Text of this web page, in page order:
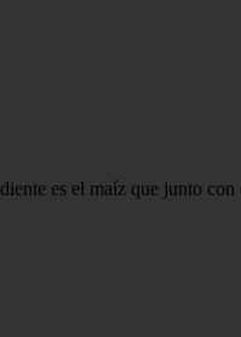
es el maíz que junto